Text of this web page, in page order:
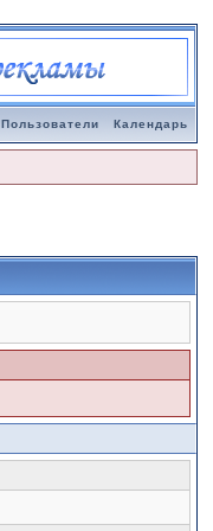
Пользователи Календарь